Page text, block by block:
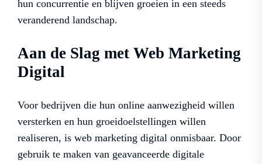
hun concurrentie en blijven groeien in een steeds
veranderend landschap.
Aan de Slag met Web Marketing
Digital
Voor bedrijven die hun online aanwezigheid willen
versterken en hun groeidoelstellingen willen
realiseren, is web marketing digital onmisbaar. Door
gebruik te maken van geavanceerde digitale